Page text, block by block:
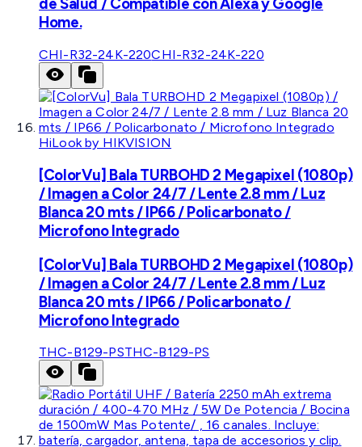
de Salud / Compatible con Alexa y Google
Home.
CHI-R32-24K-220CHI-R32-24K-220
HiLook by HIKVISION
[ColorVu] Bala TURBOHD 2 Megapixel (1080p)
/ Imagen a Color 24/7 / Lente 2.8 mm / Luz
Blanca 20 mts / IP66 / Policarbonato /
Microfono Integrado
[ColorVu] Bala TURBOHD 2 Megapixel (1080p)
/ Imagen a Color 24/7 / Lente 2.8 mm / Luz
Blanca 20 mts / IP66 / Policarbonato /
Microfono Integrado
THC-B129-PSTHC-B129-PS